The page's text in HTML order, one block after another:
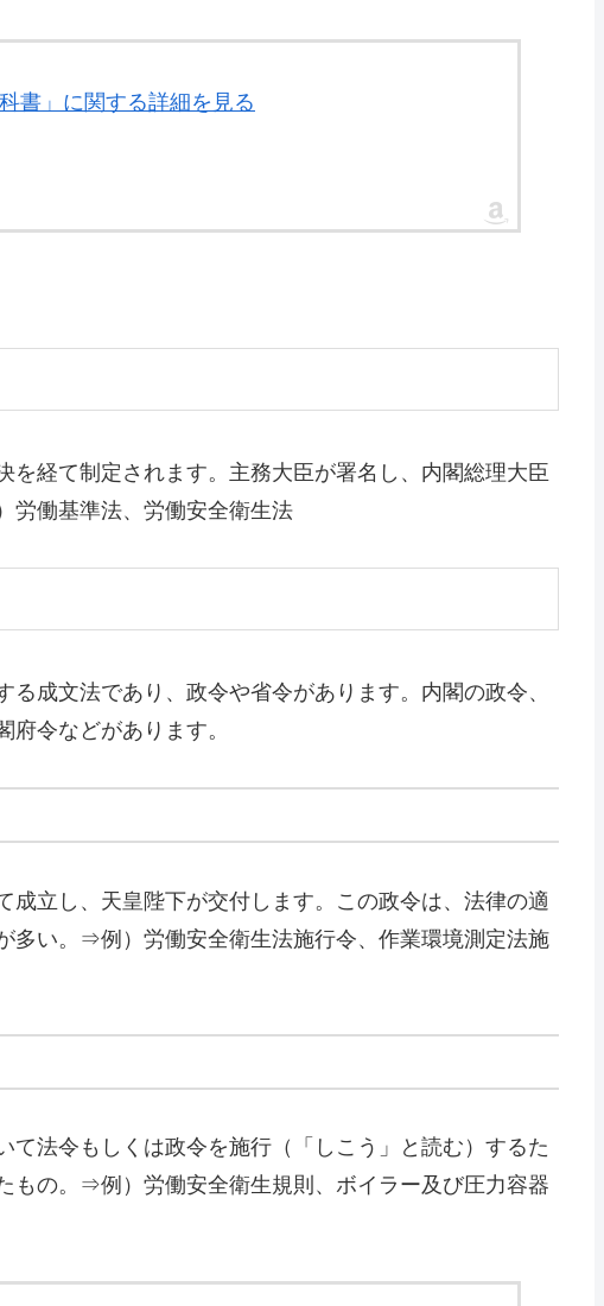
書」に関する詳細を見る
を経て制定されます。主務大臣が署名し、内閣総理大臣
労働基準法、労働安全衛生法
成文法であり、政令や省令があります。内閣の政令、
令などがあります。
成立し、天皇陛下が交付します。この政令は、法律の適
多い。⇒例）労働安全衛生法施行令、作業環境測定法施
て法令もしくは政令を施行（「しこう」と読む）するた
もの。⇒例）労働安全衛生規則、ボイラー及び圧力容器